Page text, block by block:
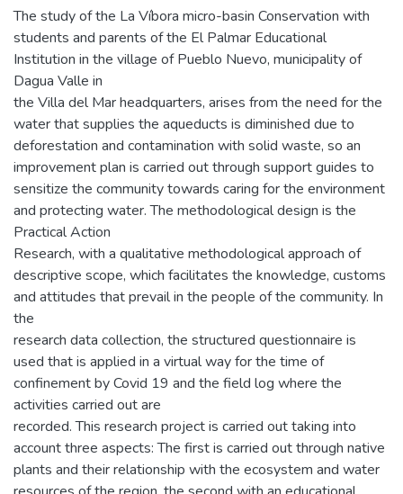
The study of the La Víbora micro-basin Conservation with
students and parents of the El Palmar Educational
Institution in the village of Pueblo Nuevo, municipality of
Dagua Valle in
the Villa del Mar headquarters, arises from the need for the
water that supplies the aqueducts is diminished due to
deforestation and contamination with solid waste, so an
improvement plan is carried out through support guides to
sensitize the community towards caring for the environment
and protecting water. The methodological design is the
Practical Action
Research, with a qualitative methodological approach of
descriptive scope, which facilitates the knowledge, customs
and attitudes that prevail in the people of the community. In
the
research data collection, the structured questionnaire is
used that is applied in a virtual way for the time of
confinement by Covid 19 and the field log where the
activities carried out are
recorded. This research project is carried out taking into
account three aspects: The first is carried out through native
plants and their relationship with the ecosystem and water